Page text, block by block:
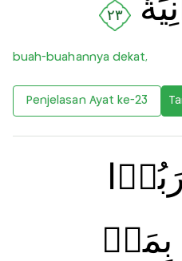
٢٣
buah-buahannya dekat,
Penjelasan Ayat ke-23
بِمَاۤ